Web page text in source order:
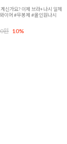
신가요? 이제 브라+나시 일체
이어 #무봉제 #올인원나시
원 10%